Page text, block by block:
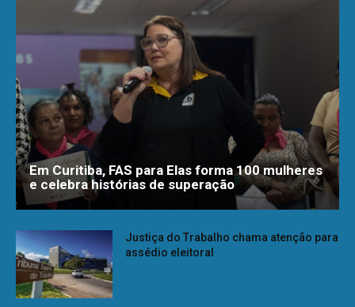
Em Curitiba, FAS para Elas forma 100 mulheres
e celebra histórias de superação
Justiça do Trabalho chama atenção para
assédio eleitoral